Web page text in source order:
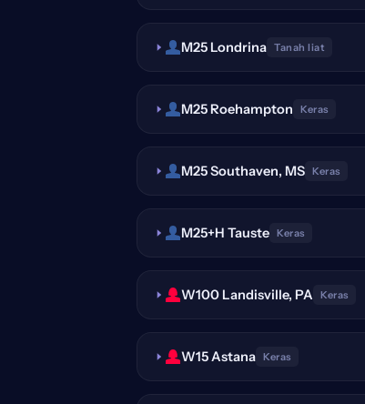
M25 Londrina Tanah liat
M25 Roehampton Keras
M25 Southaven, MS Keras
M25+H Tauste Keras
W100 Landisville, PA Keras
W15 Astana Keras